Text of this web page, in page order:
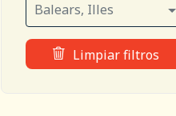
Balears, Illes
Limpiar filtros